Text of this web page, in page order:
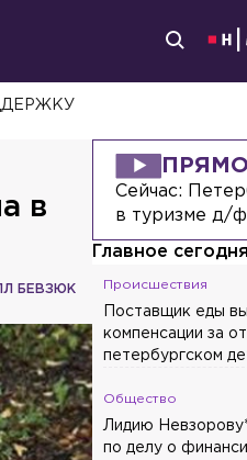
в
БЕВЗЮК
Сейчас:
в туризме д/ф
Главное сегодня
Происшествия
Поставщик еды
компенсации за
петербургском
Общество
Лидию
по делу о